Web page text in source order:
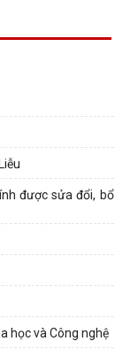
được sửa đổi, bổ
học và Công nghệ